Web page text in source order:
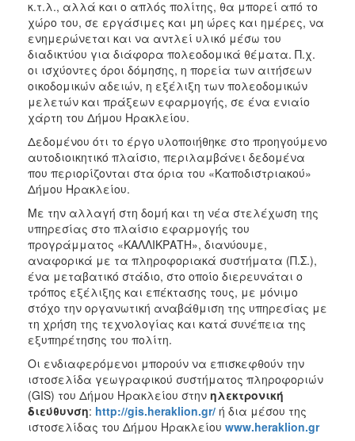
ΠΟΛΙΤΙΣΜΟΣ
ΑΝΘΕΚΤΙΚΗ
ΠΟΛΗ
κ.τ.λ., αλλά και ο απλός πολίτης, θα μπορεί από το
χώρο του, σε εργάσιμες και μη ώρες και ημέρες, να
ενημερώνεται και να αντλεί υλικό μέσω του
διαδικτύου για διάφορα πολεοδομικά θέματα. Π.χ.
οι ισχύοντες όροι δόμησης, η πορεία των αιτήσεων
οικοδομικών αδειών, η εξέλιξη των πολεοδομικών
μελετών και πράξεων εφαρμογής, σε ένα ενιαίο
χάρτη του Δήμου Ηρακλείου.
Δεδομένου ότι το έργο υλοποιήθηκε στο προηγούμενο
αυτοδιοικητικό πλαίσιο, περιλαμβάνει δεδομένα
που περιορίζονται στα όρια του «Καποδιστριακού»
Δήμου Ηρακλείου.
Με την αλλαγή στη δομή και τη νέα στελέχωση της
υπηρεσίας στο πλαίσιο εφαρμογής του
προγράμματος «ΚΑΛΛΙΚΡΑΤΗ», διανύουμε,
αναφορικά με τα πληροφοριακά συστήματα (Π.Σ.),
ένα μεταβατικό στάδιο, στο οποίο διερευνάται ο
τρόπος εξέλιξης και επέκτασης τους, με μόνιμο
στόχο την οργανωτική αναβάθμιση της υπηρεσίας με
τη χρήση της τεχνολογίας και κατά συνέπεια της
εξυπηρέτησης του πολίτη.
Οι ενδιαφερόμενοι μπορούν να επισκεφθούν την
ιστοσελίδα γεωγραφικού συστήματος πληροφοριών
(GIS) του Δήμου Ηρακλείου στην ηλεκτρονική
διεύθυνση: http://gis.heraklion.gr/ ή δια μέσου της
ιστοσελίδας του Δήμου Ηρακλείου www.heraklion.gr